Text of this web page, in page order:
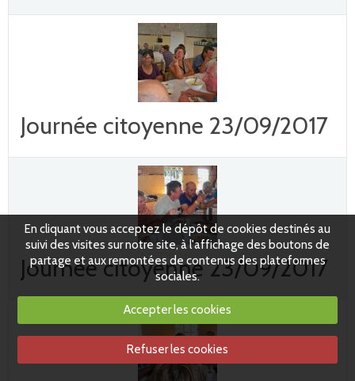
Journée citoyenne 23/09/2017
Journée citoyenne 23/09/2017
En cliquant vous acceptez le dépôt de cookies destinés au
suivi des visites sur notre site, à l'affichage des boutons de
partage et aux remontées de contenus des plateformes
sociales.
Accepter les cookies
Refuser les cookies